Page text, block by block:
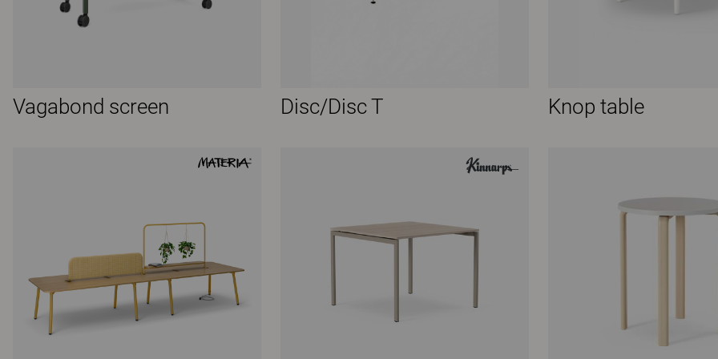
Vagabond screen Disc/Disc T Knop table